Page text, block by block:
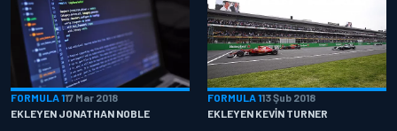
FORMULA 117 Mar 2018
EKLEYEN JONATHAN NOBLE
FORMULA 113 Şub 2018
EKLEYEN KEVIN TURNER